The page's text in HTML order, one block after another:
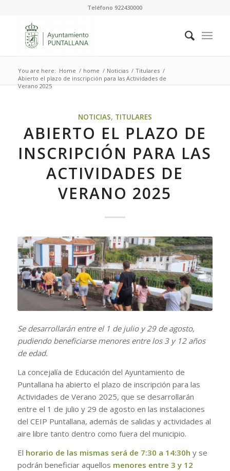
Teléfono 922430000
You are here: Home / home / Noticias / Titulares /
Abierto el plazo de inscripción para las Actividades de
Verano 2025
NOTICIAS, TITULARES
ABIERTO EL PLAZO DE
INSCRIPCIÓN PARA LAS
ACTIVIDADES DE
VERANO 2025
Se desarrollarán entre el 1 de julio y 29 de agosto,
pudiendo beneficiarse menores entre los 3 y 12 años
de edad.
La concejalía de Educación del Ayuntamiento de
Puntallana ha abierto el plazo de inscripción para las
Actividades de Verano 2025, que se desarrollarán
entre el 1 de julio y 29 de agosto en las instalaciones
del CEIP Puntallana, además de salidas y actividades al
aire libre tanto dentro como fuera del municipio.
El horario de las mismas será de 7:30 a 14:30h y se
podrán beneficiar aquellos menores entre 3 y 12